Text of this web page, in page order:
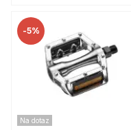
-5%
Na dotaz